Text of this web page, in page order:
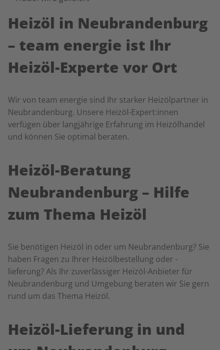
Heizöl in Neubrandenburg
– team energie ist Ihr
Heizöl-Experte vor Ort
Wir von team energie sind Ihr starker Heizölpartner in
Neubrandenburg. Unsere Heizöl-Expert:innen
verfügen über langjährige Erfahrung im Heizölhandel
und können Sie optimal beraten.
Heizöl-Beratung
Neubrandenburg – Hilfe
zum Thema Heizöl
Sie benötigen Heizöl in oder um Neubrandenburg? Sie
haben Fragen zu Ihrer Heizölbestellung oder -
lieferung? Als Ihr zuverlässiger Heizöl-Anbieter für
Neubrandenburg und Umgebung beraten wir Sie gern
rund um das Thema Heizöl.
Heizöl-Lieferung in und